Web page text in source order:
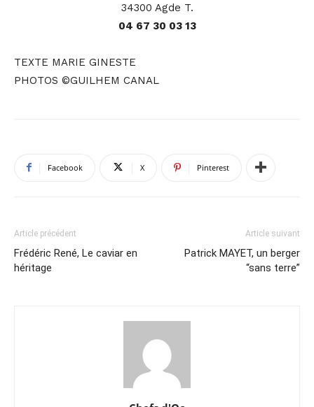
34300 Agde T.
04 67 30 03 13
TEXTE MARIE GINESTE
PHOTOS ©GUILHEM CANAL
Facebook X Pinterest
Article précédent
Frédéric René, Le caviar en
héritage
Article suivant
Patrick MAYET, un berger
“sans terre”